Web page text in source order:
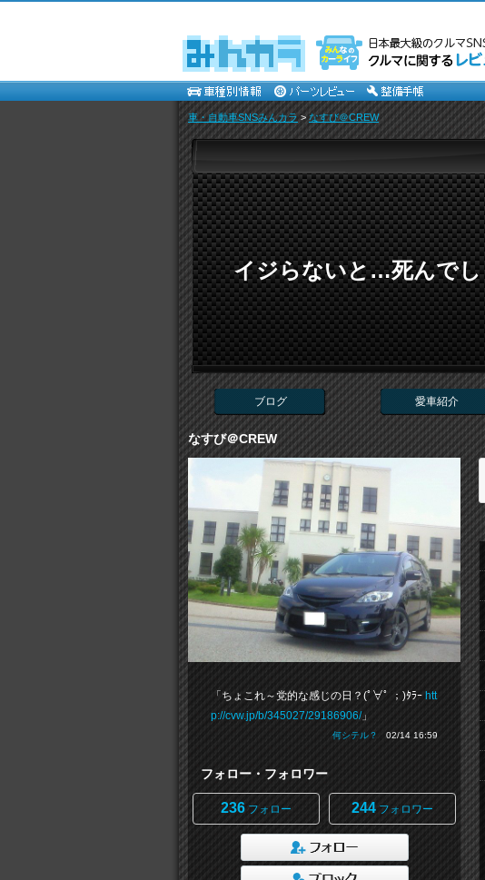
車・自動車SNSみんカラ>なすび＠CREW
イジらないと…死んで
ブログ 愛車紹介
なすび＠CREW
「ちょこれ～党的な感じの日？(ﾟ∀ﾟ ；)ﾀﾗｰ htt
p://cvw.jp/b/345027/29186906/」
何シテル？ 02/14 16:59
フォロー・フォロワー
236 フォロー 244 フォロワー